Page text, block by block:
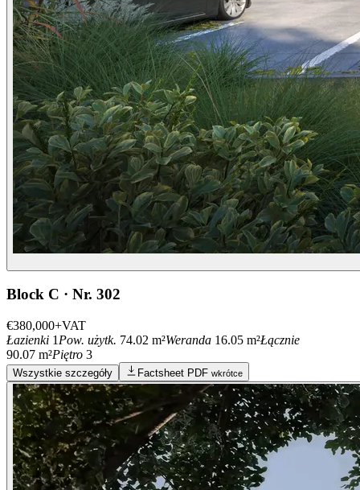
Block C · Nr. 302
€380,000+VAT
Łazienki 1 Pow. użytk. 74.02 m²Weranda 16.05 m²Łącznie
90.07 m²Piętro 3
Wszystkie szczegóły Factsheet PDF wkrótce